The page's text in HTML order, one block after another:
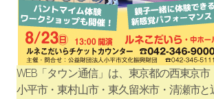
WEB「タウン通信」は、東京都の西東京市
小平市・東村山市・東久留米市・清瀬市と